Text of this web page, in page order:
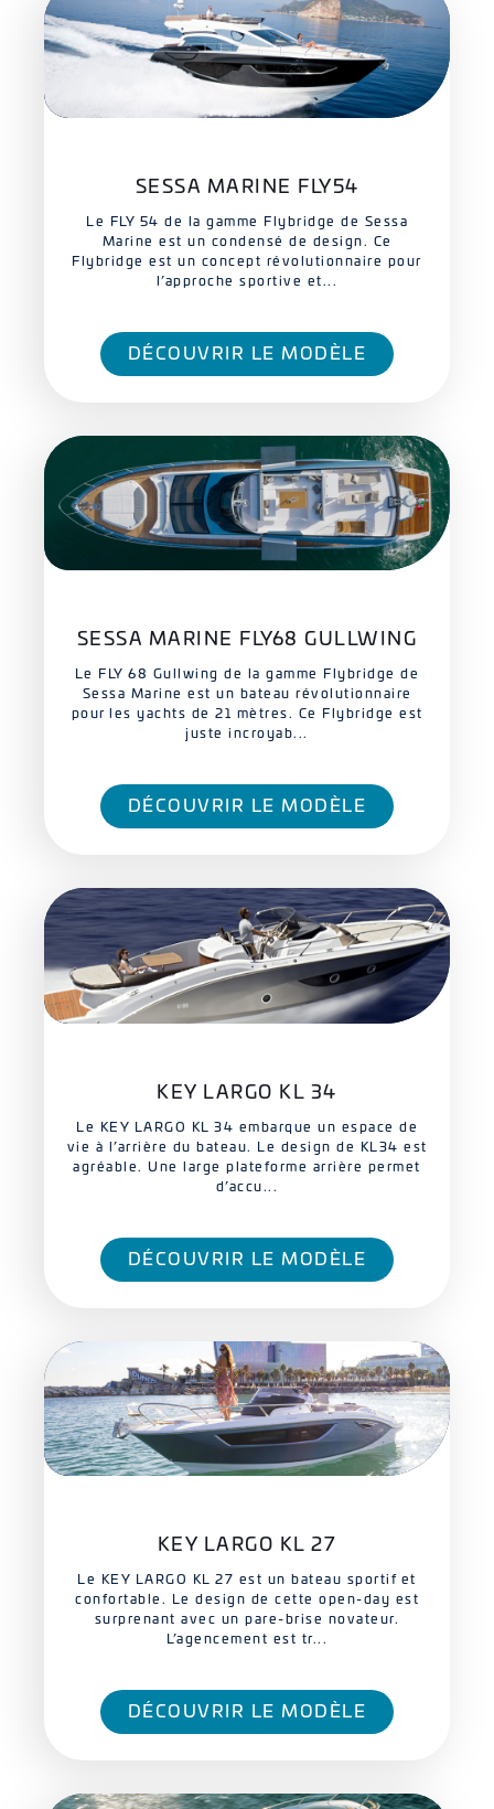
SESSA MARINE FLY54
Le FLY 54 de la gamme Flybridge de Sessa
Marine est un condensé de design. Ce
Flybridge est un concept révolutionnaire pour
l’approche sportive et...
DÉCOUVRIR LE MODÈLE
SESSA MARINE FLY68 GULLWING
Le FLY 68 Gullwing de la gamme Flybridge de
Sessa Marine est un bateau révolutionnaire
pour les yachts de 21 mètres. Ce Flybridge est
juste incroyab...
DÉCOUVRIR LE MODÈLE
KEY LARGO KL 34
Le KEY LARGO KL 34 embarque un espace de
vie à l’arrière du bateau. Le design de KL34 est
agréable. Une large plateforme arrière permet
d’accu...
DÉCOUVRIR LE MODÈLE
KEY LARGO KL 27
Le KEY LARGO KL 27 est un bateau sportif et
confortable. Le design de cette open-day est
surprenant avec un pare-brise novateur.
L’agencement est tr...
DÉCOUVRIR LE MODÈLE